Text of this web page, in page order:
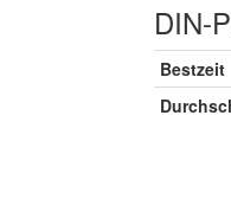
DIN-
Bestzeit